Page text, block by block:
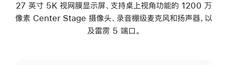
27 英寸 5K 视网膜显示屏、支持桌上视角功能的 1200 万
像素 Center Stage 摄像头、录音棚级麦克风和扬声器，以
及雷雳 5 端口。